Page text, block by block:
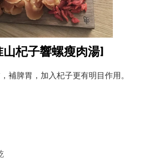
杞子響螺瘦肉湯]
補脾胃，加入杞子更有明目作用。